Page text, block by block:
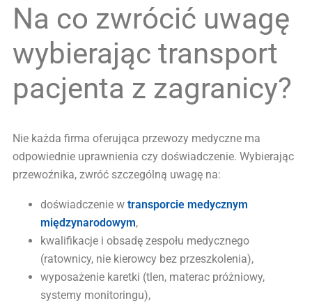
Na co zwrócić uwagę
wybierając transport
pacjenta z zagranicy?
Nie każda firma oferująca przewozy medyczne ma
odpowiednie uprawnienia czy doświadczenie. Wybierając
przewoźnika, zwróć szczególną uwagę na:
doświadczenie w transporcie medycznym
międzynarodowym,
kwalifikacje i obsadę zespołu medycznego
(ratownicy, nie kierowcy bez przeszkolenia),
wyposażenie karetki (tlen, materac próżniowy,
systemy monitoringu),